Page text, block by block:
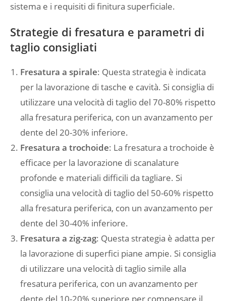
sistema e i requisiti di finitura superficiale.
Strategie di fresatura e parametri di
taglio consigliati
Fresatura a spirale: Questa strategia è indicata
per la lavorazione di tasche e cavità. Si consiglia di
utilizzare una velocità di taglio del 70-80% rispetto
alla fresatura periferica, con un avanzamento per
dente del 20-30% inferiore.
Fresatura a trochoide: La fresatura a trochoide è
efficace per la lavorazione di scanalature
profonde e materiali difficili da tagliare. Si
consiglia una velocità di taglio del 50-60% rispetto
alla fresatura periferica, con un avanzamento per
dente del 30-40% inferiore.
Fresatura a zig-zag: Questa strategia è adatta per
la lavorazione di superfici piane ampie. Si consiglia
di utilizzare una velocità di taglio simile alla
fresatura periferica, con un avanzamento per